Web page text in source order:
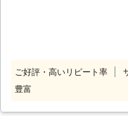
ご好評・高いリピート率
豊富